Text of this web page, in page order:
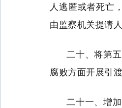
人逃匿或者死亡
由监察机关提请
二十、将第
腐败方面开展引
二十一、增